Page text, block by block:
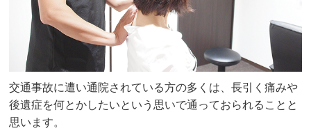
交通事故に遭い通院されている方の多くは、長引く痛みや
後遺症を何とかしたいという思いで通っておられることと
思います。